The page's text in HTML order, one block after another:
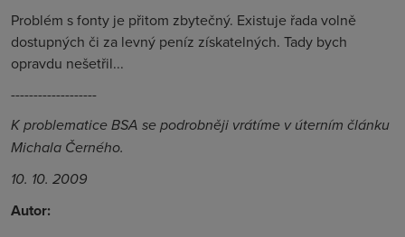
Problém s fonty je přitom zbytečný. Existuje řada volně
dostupných či za levný peníz získatelných. Tady bych
opravdu nešetřil...
-------------------
K problematice BSA se podrobněji vrátíme v úterním článku
Michala Černého.
10. 10. 2009
Autor: